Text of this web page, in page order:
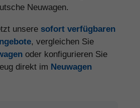
Neuwagen.
unsere sofort verfügbaren
, vergleichen Sie
oder konfigurieren Sie
direkt im Neuwagen